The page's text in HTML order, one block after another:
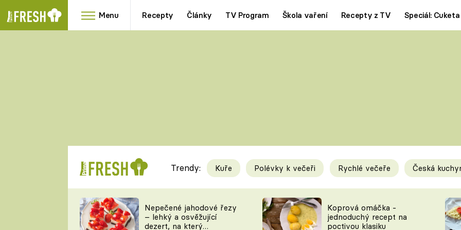
Menu Recepty Články TV Program Škola vaření Recepty z TV Speciál: Cuketa
RYCHLOVKY
Videorecepty
TEĎ VAŘÍ ŠÉF!
Tipy a triky
KAM ZA JÍDLEM
Trendy: Kuře Polévky k večeři Rychlé večeře Česká
Nepečené jahodové řezy
– lehký a osvěžující
dezert, na který
Koprová omáčka -
jednoduchý recept na
poctivou klasiku